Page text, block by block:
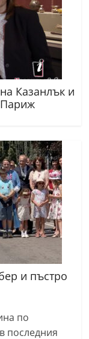
Казанлък и
Париж
и пъстро
по
последния